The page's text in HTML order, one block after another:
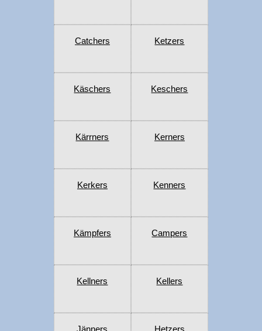
Catchers Ketzers
Käschers Keschers
Kärrners Kerners
Kerkers Kenners
Kämpfers Campers
Kellners Kellers